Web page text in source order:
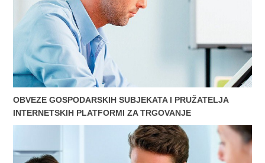
OBVEZE GOSPODARSKIH SUBJEKATA I PRUŽATELJA
INTERNETSKIH PLATFORMI ZA TRGOVANJE